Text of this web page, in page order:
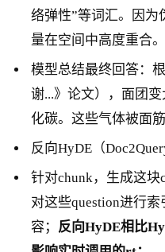
络弹性”等词汇。因为
量在空间中高度重合。
模型总结最终回答：
谢...》论文），面团
化碳。这些气体被面
反向HyDE（
针对chunk，生成这块
对这些question进行
容； 反向HyDE相比